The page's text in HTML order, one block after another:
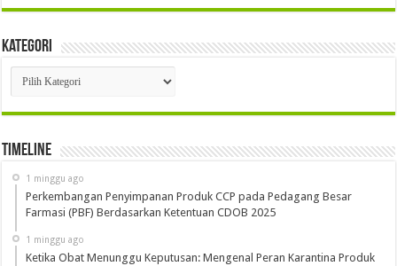
Kategori
Kategori
Timeline
1 minggu ago
Perkembangan Penyimpanan Produk CCP pada Pedagang Besar
Farmasi (PBF) Berdasarkan Ketentuan CDOB 2025
1 minggu ago
Ketika Obat Menunggu Keputusan: Mengenal Peran Karantina Produk